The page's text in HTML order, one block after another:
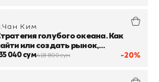
-20%
Ким
голубого океана. Как
или создать рынок,
от других игроков
040 сум418 800 сум